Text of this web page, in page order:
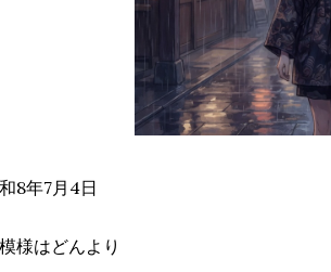
8年7月4日
様はどんより